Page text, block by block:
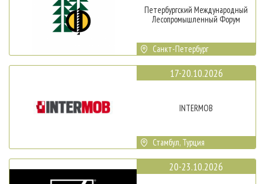
Петербургский Международный
Лесопромышленный Форум
Санкт-Петербург
17-20.10.2026
INTERMOB
Стамбул, Турция
20-23.10.2026